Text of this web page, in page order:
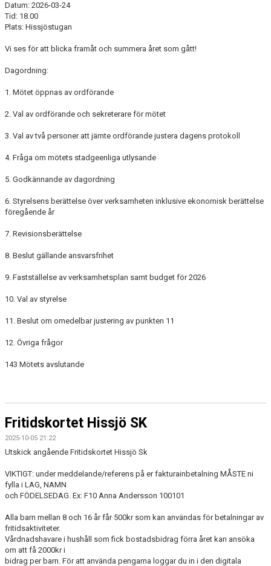
Datum: 2026-03-24
Tid: 18.00
Plats: Hissjöstugan
Vi ses för att blicka framåt och summera året som gått!
Dagordning:
1. Mötet öppnas av ordförande
2. Val av ordförande och sekreterare för mötet
3. Val av två personer att jämte ordförande justera dagens protokoll
4. Fråga om mötets stadgeenliga utlysande
5. Godkännande av dagordning
6. Styrelsens berättelse över verksamheten inklusive ekonomisk berättelse
föregående år
7. Revisionsberättelse
8. Beslut gällande ansvarsfrihet
9. Fastställelse av verksamhetsplan samt budget för 2026
10. Val av styrelse
11. Beslut om omedelbar justering av punkten 11
12. Övriga frågor
143 Mötets avslutande
Fritidskortet Hissjö SK
2025-10-05 21:22
Utskick angående Fritidskortet Hissjö Sk
VIKTIGT: under meddelande/referens på er fakturainbetalning MÅSTE ni
fylla i LAG, NAMN
och FÖDELSEDAG. Ex: F10 Anna Andersson 100101
Alla barn mellan 8 och 16 år får 500kr som kan användas för betalningar av
fritidsaktiviteter.
Vårdnadshavare i hushåll som fick bostadsbidrag förra året kan ansöka
om att få 2000kr i
bidrag per barn. För att använda pengarna loggar du in i den digitala